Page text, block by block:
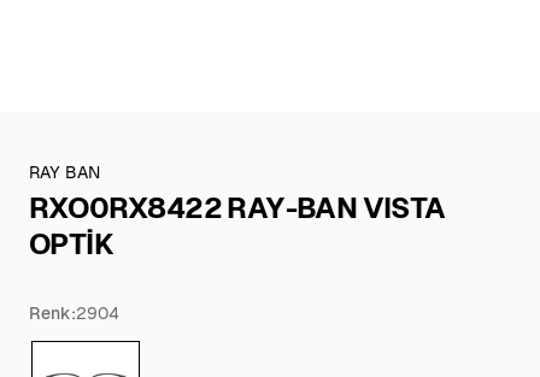
RAY BAN
RXO0RX8422 RAY-BAN VISTA
OPTİK
Renk:2904